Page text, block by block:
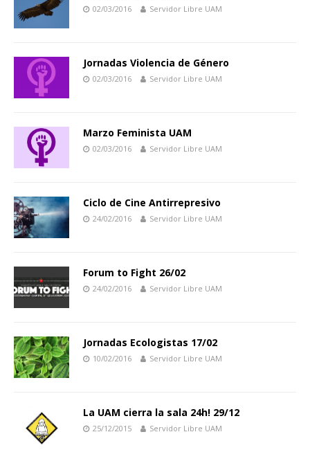
02/03/2016 Servidor Libre UAM
Jornadas Violencia de Género
02/03/2016 Servidor Libre UAM
Marzo Feminista UAM
02/03/2016 Servidor Libre UAM
Ciclo de Cine Antirrepresivo
24/02/2016 Servidor Libre UAM
Forum to Fight 26/02
24/02/2016 Servidor Libre UAM
Jornadas Ecologistas 17/02
10/02/2016 Servidor Libre UAM
La UAM cierra la sala 24h! 29/12
25/12/2015 Servidor Libre UAM